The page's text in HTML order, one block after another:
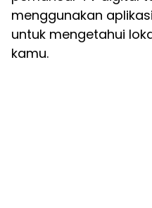
menggunakan
untuk mengetahui
kamu.